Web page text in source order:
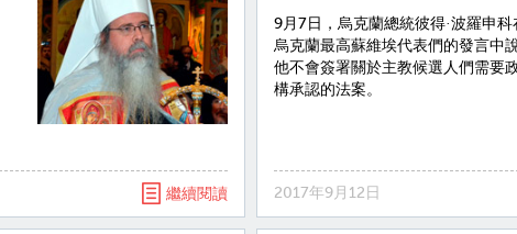
繼續閱讀
9月7日，烏克蘭總統彼得·波羅申科
烏克蘭最高蘇維埃代表們的發言中
他不會簽署關於主教候選人們需要
構承認的法案。
2017年9月12日